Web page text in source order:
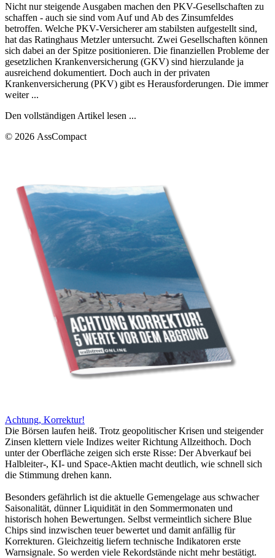
Nicht nur steigende Ausgaben machen den PKV-Gesellschaften zu
schaffen - auch sie sind vom Auf und Ab des Zinsumfeldes
betroffen. Welche PKV-Versicherer am stabilsten aufgestellt sind,
hat das Ratinghaus Metzler untersucht. Zwei Gesellschaften können
sich dabei an der Spitze positionieren. Die finanziellen Probleme der
gesetzlichen Krankenversicherung (GKV) sind hierzulande ja
ausreichend dokumentiert. Doch auch in der privaten
Krankenversicherung (PKV) gibt es Herausforderungen. Die immer
weiter ...
Den vollständigen Artikel lesen ...
© 2026 AssCompact
Achtung, Korrektur!
Die Börsen laufen heiß. Trotz geopolitischer Krisen und steigender
Zinsen klettern viele Indizes weiter Richtung Allzeithoch. Doch
unter der Oberfläche zeigen sich erste Risse: Der Abverkauf bei
Halbleiter-, KI- und Space-Aktien macht deutlich, wie schnell sich
die Stimmung drehen kann.
Besonders gefährlich ist die aktuelle Gemengelage aus schwacher
Saisonalität, dünner Liquidität in den Sommermonaten und
historisch hohen Bewertungen. Selbst vermeintlich sichere Blue
Chips sind inzwischen teuer bewertet und damit anfällig für
Korrekturen. Gleichzeitig liefern technische Indikatoren erste
Warnsignale. So werden viele Rekordstände nicht mehr bestätigt.